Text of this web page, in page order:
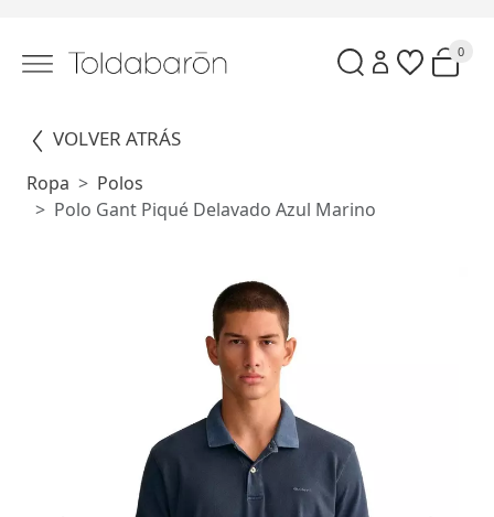
0
VOLVER ATRÁS
Ropa
Polos
Polo Gant Piqué Delavado Azul Marino